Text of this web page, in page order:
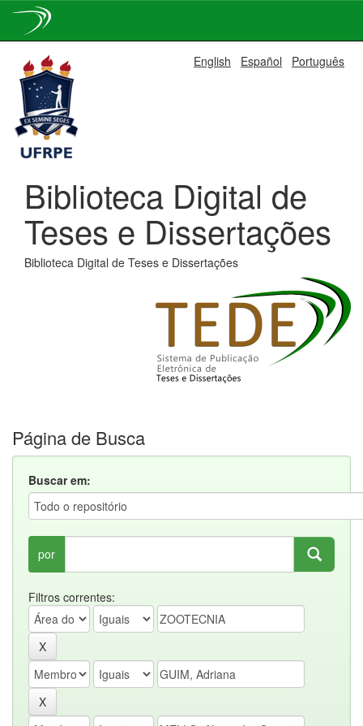
navigation
English Español Português
Biblioteca Digital de
Teses e Dissertações
Biblioteca Digital de Teses e Dissertações
Página de Busca
Buscar em:
por
Filtros correntes: